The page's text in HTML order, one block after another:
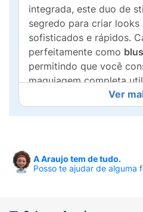
integrada, este duo de
segredo para criar looks
sofisticados e rápidos.
perfeitamente como
permitindo que você
maquiagem completa
Design moderno e
lábios em diferentes
marsala. A embalagem
Ver
A Araujo tem de tudo.
Posso te ajudar de alguma